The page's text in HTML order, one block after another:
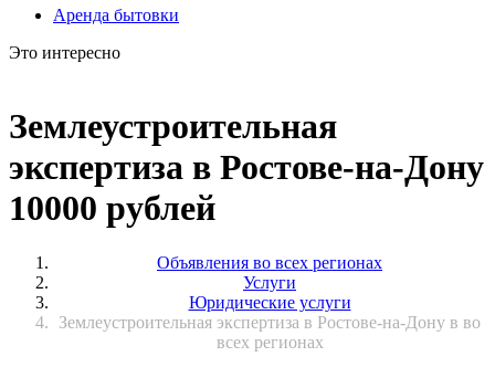
Аренда бытовки
Это интересно
Землеустроительная
экспертиза в Ростове-на-Дону
10000 рублей
Объявления во всех регионах
Услуги
Юридические услуги
Землеустроительная экспертиза в Ростове-на-Дону в во
всех регионах